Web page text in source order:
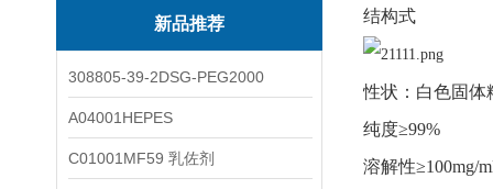
新品推荐
308805-39-2DSG-PEG2000
A04001HEPES
C01001MF59 乳佐剂
结构式
性状：白色固体
纯度≥99%
溶解性≥100mg/